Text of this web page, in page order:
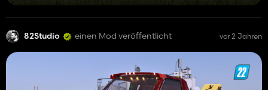
82Studio einen Mod veröffentlicht vor 2 Jahren